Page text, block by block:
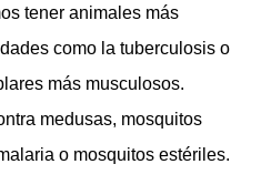
tener animales más
como la tuberculosis o
más musculosos.
medusas, mosquitos
o mosquitos estériles.